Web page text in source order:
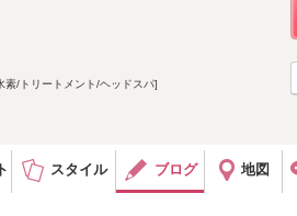
/トリートメント/ヘッドスパ]
スタイル ブログ 地図